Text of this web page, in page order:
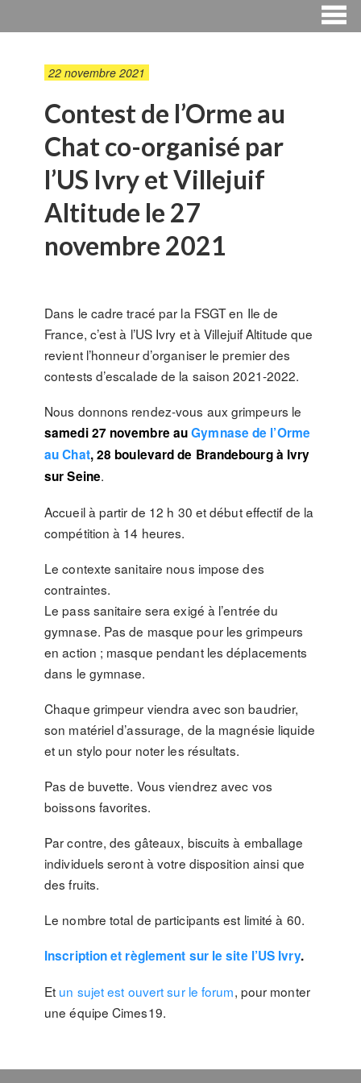
22 novembre 2021
Contest de l’Orme au
Chat co-organisé par
l’US Ivry et Villejuif
Altitude le 27
novembre 2021
Dans le cadre tracé par la FSGT en Ile de
France, c’est à l’US Ivry et à Villejuif Altitude que
revient l’honneur d’organiser le premier des
contests d’escalade de la saison 2021-2022.
Nous donnons rendez-vous aux grimpeurs le
samedi 27 novembre auGymnase de l’Orme
au Chat, 28 boulevard de Brandebourg à Ivry
sur Seine.
Accueil à partir de 12 h 30 et début effectif de la
compétition à 14 heures.
Le contexte sanitaire nous impose des
contraintes.
Le pass sanitaire sera exigé à l’entrée du
gymnase. Pas de masque pour les grimpeurs
en action ; masque pendant les déplacements
dans le gymnase.
Chaque grimpeur viendra avec son baudrier,
son matériel d’assurage, de la magnésie liquide
et un stylo pour noter les résultats.
Pas de buvette. Vous viendrez avec vos
boissons favorites.
Par contre, des gâteaux, biscuits à emballage
individuels seront à votre disposition ainsi que
des fruits.
Le nombre total de participants est limité à 60.
Inscription et règlement sur le site l’US Ivry.
Et un sujet est ouvert sur le forum, pour monter
une équipe Cimes19.